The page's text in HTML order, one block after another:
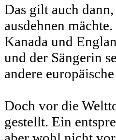
Das gilt auch
ausdehnen
Kanada und
und der Sängerin
andere
Doch vor die
gestellt. Ein